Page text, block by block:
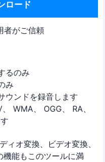
ロード
者がご信頼
るのみ
み
ウンドを録音します
WMA、 OGG、 RA、
ィオ変換、ビデオ変換、
能もこのツールに満